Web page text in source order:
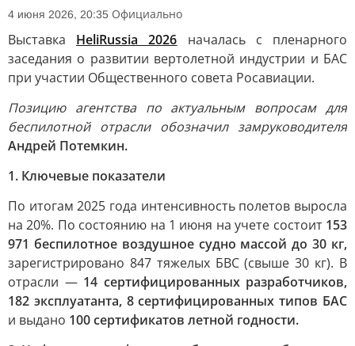
4 июня 2026, 20:35 Официально
Выставка HeliRussia 2026 началась с пленарного
заседания о развитии вертолетной индустрии и БАС
при участии Общественного совета Росавиации.
Позицию агентства по актуальным вопросам для
беспилотной отрасли обозначил замруководителя
Андрей Потемкин.
1. Ключевые показатели
По итогам 2025 года интенсивность полетов выросла
на 20%. По состоянию на 1 июня на учете состоит 153
971 беспилотное воздушное судно массой до 30 кг,
зарегистрировано 847 тяжелых БВС (свыше 30 кг). В
отрасли — 14 сертифицированных разработчиков,
182 эксплуатанта, 8 сертифицированных типов БАС
и выдано 100 сертификатов летной годности.